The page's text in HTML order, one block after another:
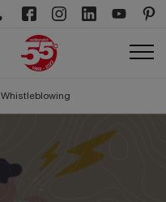
Whistleblowing